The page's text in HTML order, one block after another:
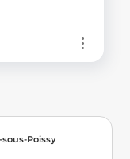
Poissy